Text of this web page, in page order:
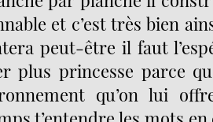
et c’est très bien
peut-être il faut
plus princesse parce
qu’on lui